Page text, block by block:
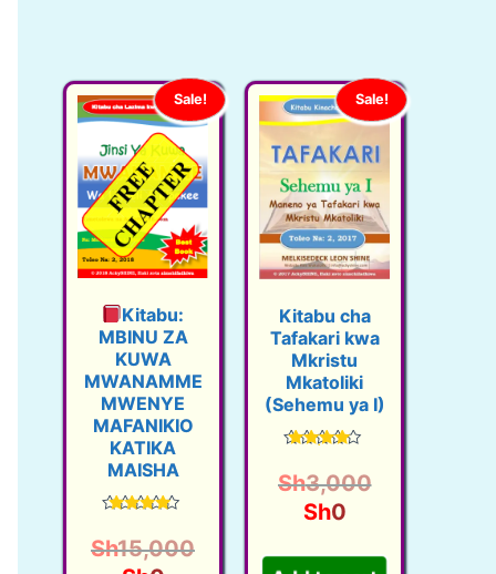
Sale!
Kitabu:
MBINU ZA
KUWA
MWANAMME
MWENYE
MAFANIKIO
KATIKA
MAISHA
4.60
out of 5
Sh15,000
Sale!
Kitabu cha
Tafakari kwa
Mkristu
Mkatoliki
(Sehemu ya I)
4.38
out of 5
Sh3,000O
Sh0C